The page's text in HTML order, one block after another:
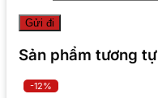
Sản phẩm tương tự
-12%